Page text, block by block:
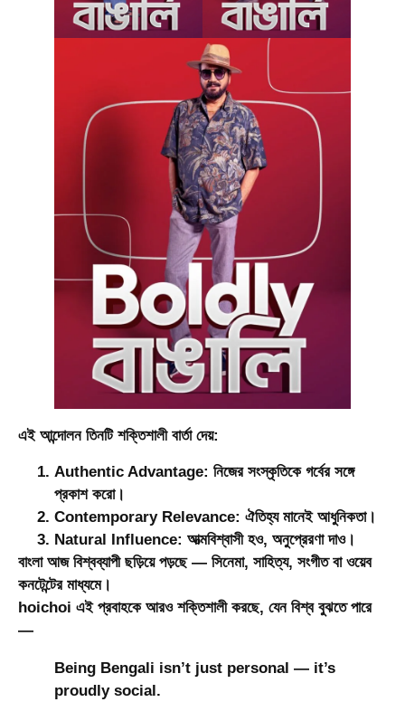
এই আন্দোলন তিনটি শক্তিশালী বার্তা দেয়:
Authentic Advantage: নিজের সংস্কৃতিকে গর্বের সঙ্গে
প্রকাশ করো।
Contemporary Relevance: ঐতিহ্য মানেই আধুনিকতা।
Natural Influence: আত্মবিশ্বাসী হও, অনুপ্রেরণা দাও।
বাংলা আজ বিশ্বব্যাপী ছড়িয়ে পড়ছে — সিনেমা, সাহিত্য, সংগীত বা ওয়েব
কনটেন্টের মাধ্যমে।
hoichoi এই প্রবাহকে আরও শক্তিশালী করছে, যেন বিশ্ব বুঝতে পারে
—
Being Bengali isn’t just personal — it’s
proudly social.